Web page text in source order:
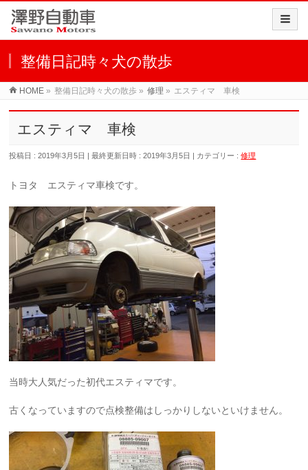
整備日記時々犬の散歩
HOME » 整備日記時々犬の散歩 » 修理 » エスティマ 車検
エスティマ 車検
投稿日 : 2019年3月5日 最終更新日時 : 2019年3月5日 カテゴリー :修理
トヨタ エスティマ車検です。
当時大人気だった初代エスティマです。
古くなっていますので点検整備はしっかりしないといけません。